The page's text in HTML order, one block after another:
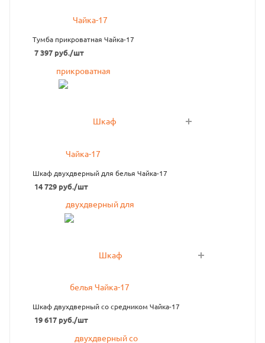
Тумба прикроватная Чайка-17
7 397руб./шт
Шкаф двухдверный для белья Чайка-17
14 729руб./шт
Шкаф двухдверный со средником Чайка-17
19 617руб./шт